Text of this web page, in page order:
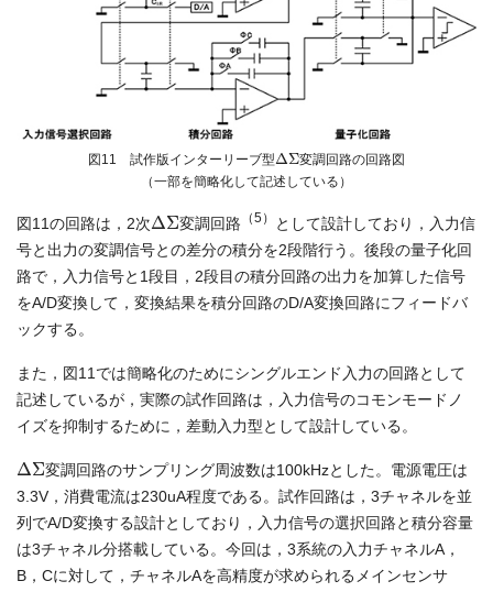
図11 試作版インターリーブ型 Δ Σ変調回路の回路図
（一部を簡略化して記述している）
図11の回路は，2次 Δ Σ変調回路 （5）
として設計しており，入力信
号と出力の変調信号との差分の積分を2段階行う。後段の量子化回
路で，入力信号と1段目，2段目の積分回路の出力を加算した信号
をA/D変換して，変換結果を積分回路のD/A変換回路にフィードバ
ックする。
また，図11では簡略化のためにシングルエンド入力の回路として
記述しているが，実際の試作回路は，入力信号のコモンモードノ
イズを抑制するために，差動入力型として設計している。
Δ Σ変調回路のサンプリング周波数は100kHzとした。電源電圧は
3.3V，消費電流は230uA程度である。試作回路は，3チャネルを並
列でA/D変換する設計としており，入力信号の選択回路と積分容量
は3チャネル分搭載している。今回は，3系統の入力チャネルA，
B，Cに対して，チャネルAを高精度が求められるメインセンサ